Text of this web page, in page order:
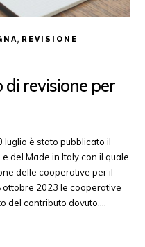
, REVISIONE
di revisione per
luglio è stato pubblicato il
del Made in Italy con il quale
delle cooperative per il
2023 le cooperative
del contributo dovuto,…